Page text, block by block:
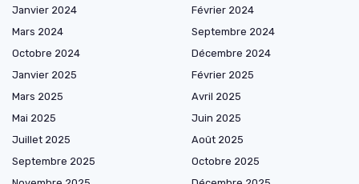
Janvier 2024
Février 2024
Mars 2024
Septembre 2024
Octobre 2024
Décembre 2024
Janvier 2025
Février 2025
Mars 2025
Avril 2025
Mai 2025
Juin 2025
Juillet 2025
Août 2025
Septembre 2025
Octobre 2025